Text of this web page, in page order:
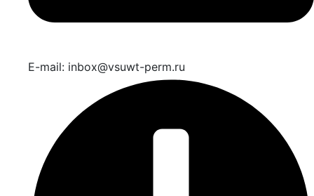
E-mail: inbox@vsuwt-perm.ru